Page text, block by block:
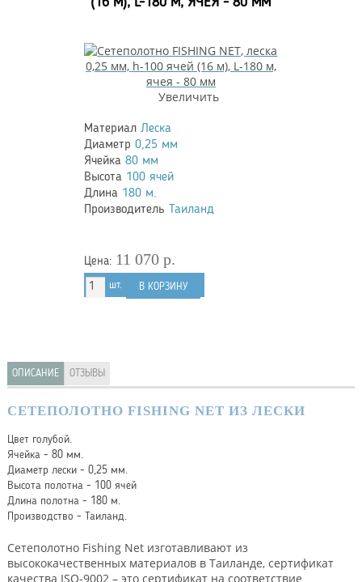
Увеличить
Материал Леска
Диаметр 0,25 мм
Ячейка 80 мм
Высота 100 ячей
Длина 180 м.
Производитель Таиланд
Цена:11 070 р.
шт. В КОРЗИНУ
ОПИСАНИЕ ОТЗЫВЫ
СЕТЕПОЛОТНО FISHING NET ИЗ ЛЕСКИ
Цвет голубой.
Ячейка - 80 мм.
Диаметр лески - 0,25 мм.
Высота полотна - 100 ячей
Длина полотна - 180 м.
Производство - Таиланд.
Сетеполотно Fishing Net изготавливают из
высококачественных материалов в Таиланде, cертификат
качества ISO-9002 – это сертификат на соответствие